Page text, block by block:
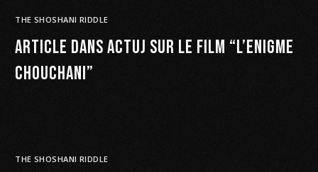
THE SHOSHANI RIDDLE
Article dans ActuJ sur le film “l’Enigme
Chouchani”
THE SHOSHANI RIDDLE